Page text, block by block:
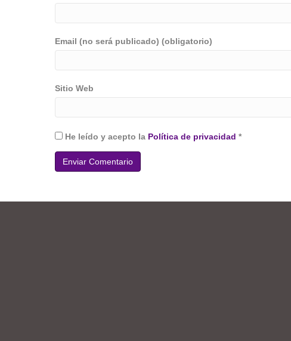
Email (no será publicado) (obligatorio)
Sitio Web
He leído y acepto la Política de privacidad *